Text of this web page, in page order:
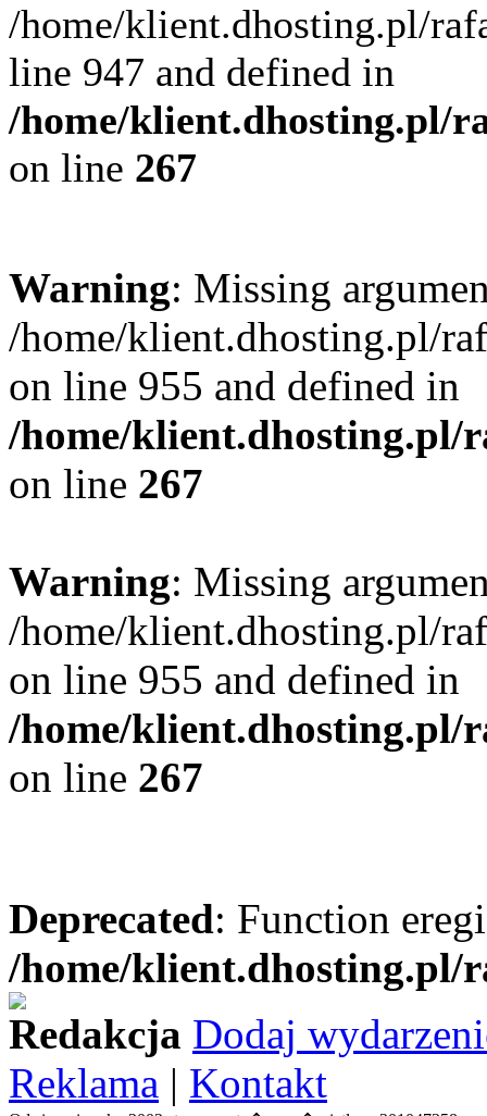
/home/klient.dhosting.pl/
line 947 and defined in
/home/klient.dhosting.pl/
on line 267
Warning: Missing
/home/klient.dhosting.pl/
on line 955 and defined in
/home/klient.dhosting.pl/
on line 267
Warning: Missing
/home/klient.dhosting.pl/
on line 955 and defined in
/home/klient.dhosting.pl/
on line 267
Deprecated: Function
/home/
Redakcja Dodaj
Reklama | Kontakt